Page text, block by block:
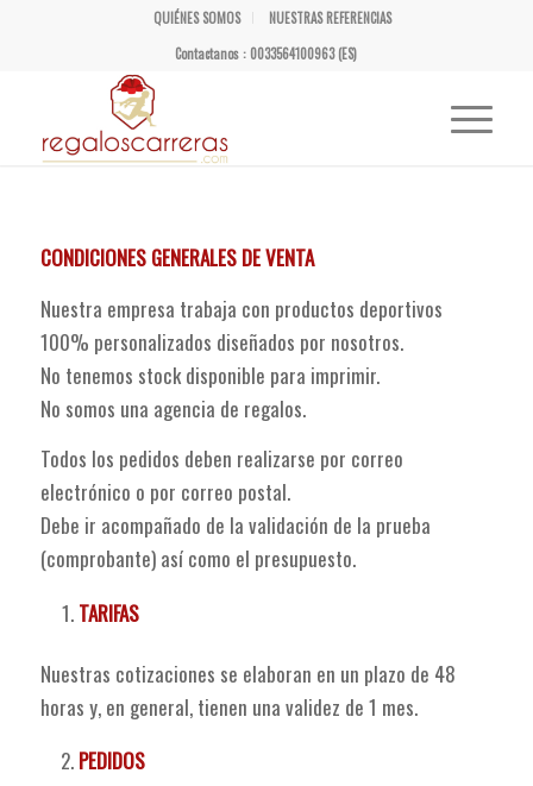
QUIÉNES SOMOS
NUESTRAS REFERENCIAS
Contactanos : 0033564100963 (ES)
CONDICIONES GENERALES DE VENTA
Nuestra empresa trabaja con productos deportivos
100% personalizados diseñados por nosotros.
No tenemos stock disponible para imprimir.
No somos una agencia de regalos.
Todos los pedidos deben realizarse por correo
electrónico o por correo postal.
Debe ir acompañado de la validación de la prueba
(comprobante) así como el presupuesto.
TARIFAS
Nuestras cotizaciones se elaboran en un plazo de 48
horas y, en general, tienen una validez de 1 mes.
PEDIDOS